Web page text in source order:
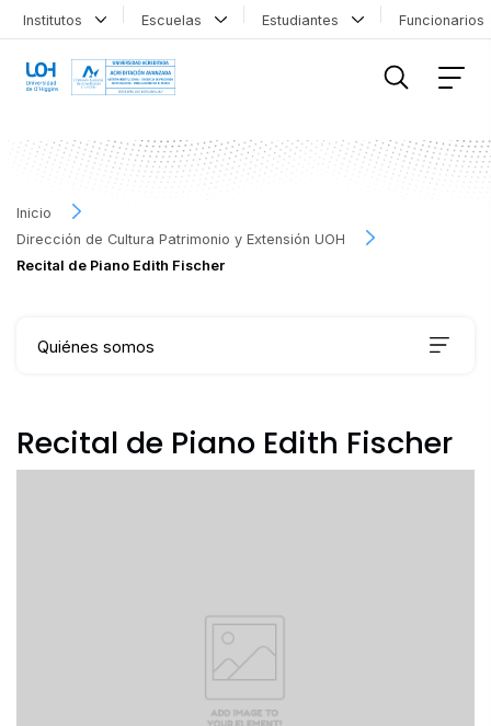
Institutos Escuelas Estudiantes
Inicio
Dirección de Cultura Patrimonio y Extensión UOH
Recital de Piano Edith Fischer
Quiénes somos
Recital de Piano Edith Fischer